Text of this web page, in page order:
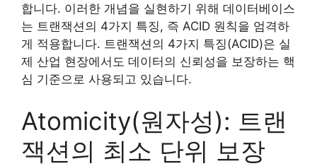
합니다. 이러한 개념을 실현하기 위해 데이터베이스
는 트랜잭션의 4가지 특징, 즉 ACID 원칙을 엄격하
게 적용합니다. 트랜잭션의 4가지 특징(ACID)은 실
제 산업 현장에서도 데이터의 신뢰성을 보장하는 핵
심 기준으로 사용되고 있습니다.
Atomicity(원자성): 트랜
잭션의 최소 단위 보장